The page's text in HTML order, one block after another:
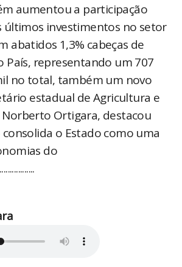
aumentou a participação
últimos investimentos no setor
abatidos 1,3% cabeças de
País, representando um 707
no total, também um novo
estadual de Agricultura e
Ortigara, destacou
o Estado como uma
do